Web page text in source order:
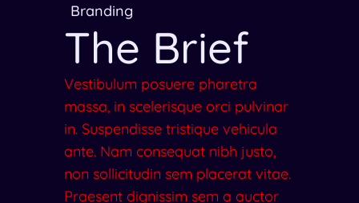
Branding
The Brief
Vestibulum posuere pharetra
massa, in scelerisque orci pulvinar
in. Suspendisse tristique vehicula
ante. Nam consequat nibh justo,
non sollicitudin sem placerat vitae.
Praesent dignissim sem a auctor